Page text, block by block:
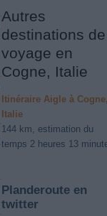
Autres
destinations de
voyage en
Cogne, Italie
Itinéraire Aigle à
Italie
144 km, estimation du
temps 2 heures 13
Planderoute en
twitter